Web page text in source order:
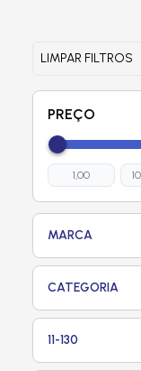
LIMPAR FILTROS
PREÇO
MARCA
CATEGORIA
11-130